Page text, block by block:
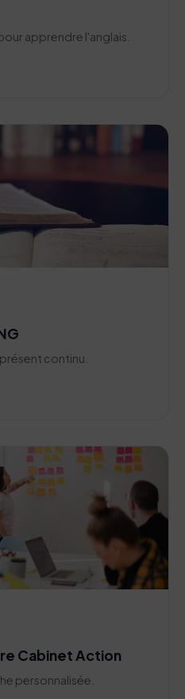
apprendre l'anglais.
continu.
Cabinet Action
personnalisée.